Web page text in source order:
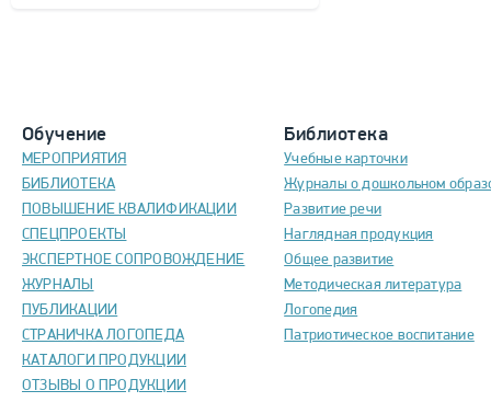
Обучение
МЕРОПРИЯТИЯ
БИБЛИОТЕКА
ПОВЫШЕНИЕ КВАЛИФИКАЦИИ
СПЕЦПРОЕКТЫ
ЭКСПЕРТНОЕ СОПРОВОЖДЕНИЕ
ЖУРНАЛЫ
ПУБЛИКАЦИИ
СТРАНИЧКА ЛОГОПЕДА
КАТАЛОГИ ПРОДУКЦИИ
ОТЗЫВЫ О ПРОДУКЦИИ
Библиотека
Учебные карточки
Журналы о дошкольном
Развитие речи
Наглядная продукция
Общее развитие
Методическая литература
Логопедия
Патриотическое воспитание